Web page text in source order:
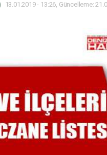
13.01.2019 - 13:26, Güncelleme: